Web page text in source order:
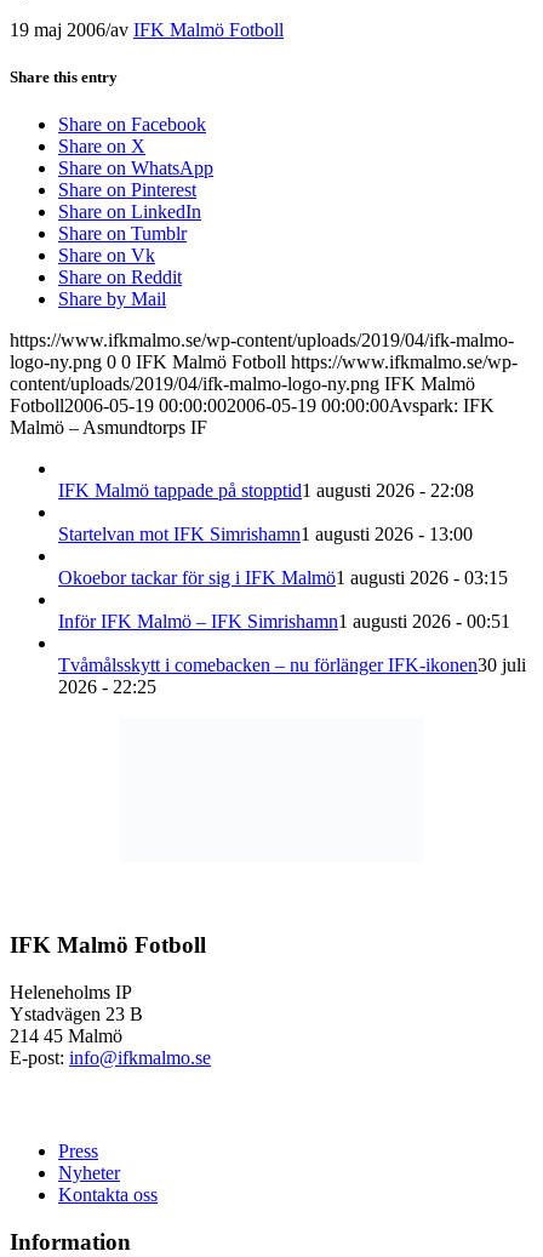
19 maj 2006/av IFK Malmö Fotboll
Share this entry
Share on Facebook
Share on X
Share on WhatsApp
Share on Pinterest
Share on LinkedIn
Share on Tumblr
Share on Vk
Share on Reddit
Share by Mail
https://www.ifkmalmo.se/wp-content/uploads/2019/04/ifk-malmo-
logo-ny.png 0 0 IFK Malmö Fotboll https://www.ifkmalmo.se/wp-
content/uploads/2019/04/ifk-malmo-logo-ny.png IFK Malmö
Fotboll2006-05-19 00:00:002006-05-19 00:00:00Avspark: IFK
Malmö – Asmundtorps IF
IFK Malmö tappade på stopptid1 augusti 2026 - 22:08
Startelvan mot IFK Simrishamn1 augusti 2026 - 13:00
Okoebor tackar för sig i IFK Malmö1 augusti 2026 - 03:15
Inför IFK Malmö – IFK Simrishamn1 augusti 2026 - 00:51
Tvåmålsskytt i comebacken – nu förlänger IFK-ikonen30 juli
2026 - 22:25
IFK Malmö Fotboll
Heleneholms IP
Ystadvägen 23 B
214 45 Malmö
E-post: info@ifkmalmo.se
Press
Nyheter
Kontakta oss
Information